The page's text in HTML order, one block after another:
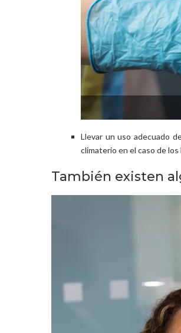
Llevar un uso adecuado
climaterio en el caso de los
También existen